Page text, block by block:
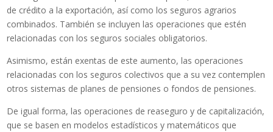
de crédito a la exportación, así como los seguros agrarios
combinados. También se incluyen las operaciones que estén
relacionadas con los seguros sociales obligatorios.
Asimismo, están exentas de este aumento, las operaciones
relacionadas con los seguros colectivos que a su vez contemplen
otros sistemas de planes de pensiones o fondos de pensiones.
De igual forma, las operaciones de reaseguro y de capitalización,
que se basen en modelos estadísticos y matemáticos que